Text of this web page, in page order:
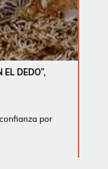
EL DEDO”,
por